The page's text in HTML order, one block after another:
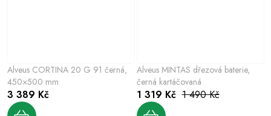
Alveus CORTINA 20 G 91 černá,
450×500 mm
3 389 Kč
Alveus MINTAS dřezová baterie,
černá kartáčovaná
1 319 Kč 1 490 Kč